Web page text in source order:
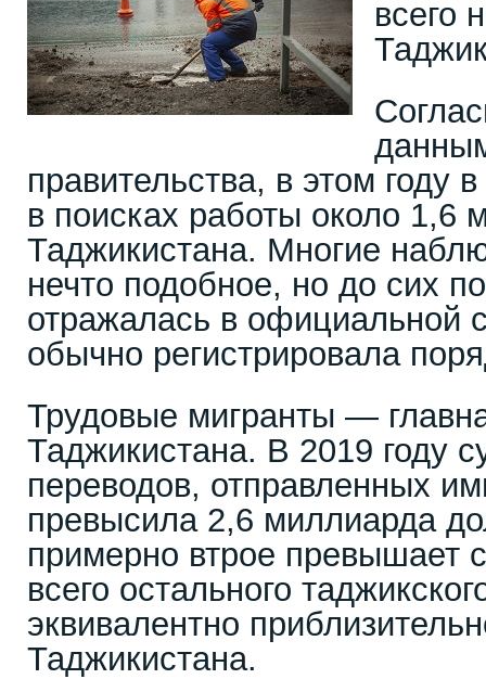
всего
правительства, в этом году
в поисках работы около 1,6
Таджикистана. Многие
нечто подобное, но до сих
отражалась в официальной
обычно регистрировала
Трудовые мигранты —
Таджикистана. В 2019 году
переводов, отправленных
превысила 2,6 миллиарда
примерно втрое превышает
всего остального
эквивалентно
Таджикистана.